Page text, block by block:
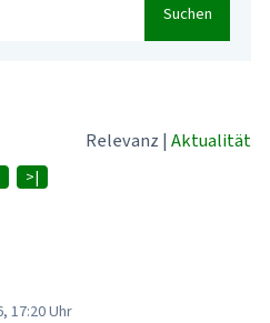
Suchen
Relevanz | Aktualität
>|
17:20 Uhr